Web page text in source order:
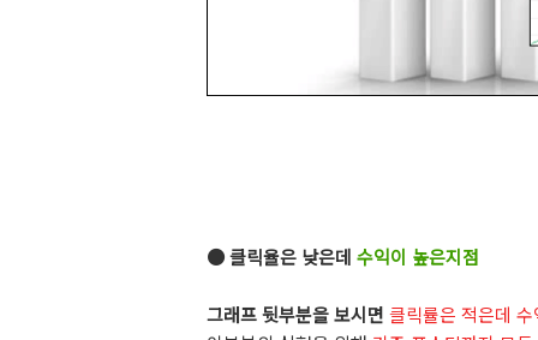
● 클릭율은 낮은데 수익이 높은지점
그래프 뒷부분을 보시면 클릭률은 적은데